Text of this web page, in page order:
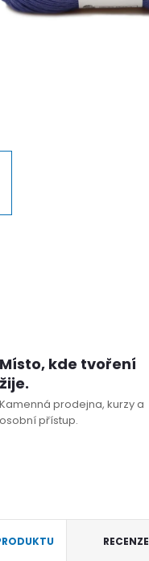
Místo, kde tvoření
žije.
Kamenná prodejna, kurzy a
osobní přístup.
RECENZE